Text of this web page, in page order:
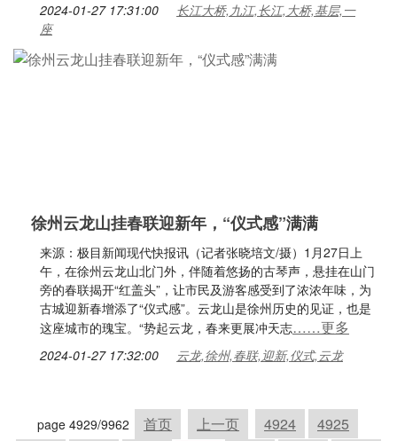
2024-01-27 17:31:00
长江大桥,九江,长江,大桥,基层,一
座
徐州云龙山挂春联迎新年，“仪式感”满满
来源：极目新闻现代快报讯（记者张晓培文/摄）1月27日上
午，在徐州云龙山北门外，伴随着悠扬的古琴声，悬挂在山门
旁的春联揭开“红盖头”，让市民及游客感受到了浓浓年味，为
古城迎新春增添了“仪式感”。云龙山是徐州历史的见证，也是
这座城市的瑰宝。“势起云龙，春来更展冲天志……更多
2024-01-27 17:32:00 云龙,徐州,春联,迎新,仪式,云龙
page 4929/9962 首页 上一页 4924
4925